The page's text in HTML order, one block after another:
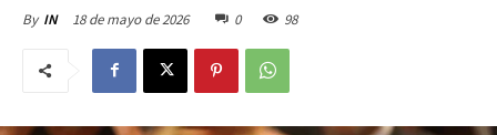
By IN 18 de mayo de 2026 0 98